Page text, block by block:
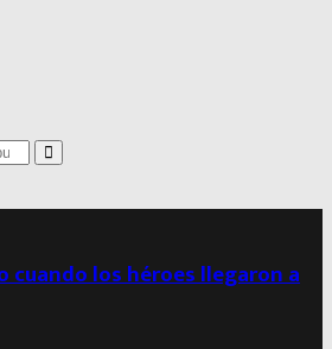
Search
cuando los héroes llegaron a